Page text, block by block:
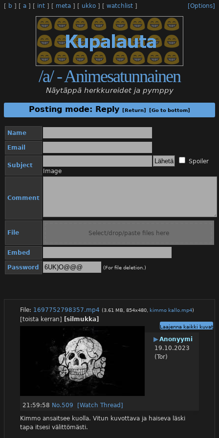
[ b ] [ a ] [ int ] [ meta ] [ ukko ] [Options]
[ watchlist ]
/a/ - Animesatunnainen
Näytäppä herkkureidet ja pymppy
Posting mode: Reply [Return] [Go to bottom]
Name
Email
Subject
Spoiler
Image
Comment
File Select/drop/paste files here
Embed
Password (For file deletion.)
Laajenna kaikki kuvat
File: 1697752798357.mp4 (3.61 MB, 854x480, kimmo kallo.mp4)
[toista kerran] [silmukka]
▶Anonyymi
19.10.2023
(Tor)
21:59:58 No.509
[Watch Thread]
Kimmo ansaitsee kuolla. Vitun kuvottava ja haiseva läski
tapa itsesi välittömästi.